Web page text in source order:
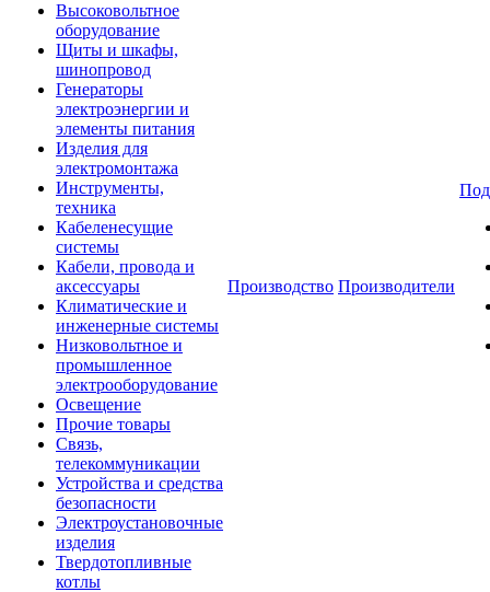
Высоковольтное
оборудование
Щиты и шкафы,
шинопровод
Генераторы
электроэнергии и
элементы питания
Изделия для
электромонтажа
Инструменты,
техника
Кабеленесущие
системы
Кабели, провода и
аксессуары
Климатические и
инженерные системы
Низковольтное и
промышленное
электрооборудование
Освещение
Прочие товары
Связь,
телекоммуникации
Устройства и средства
безопасности
Электроустановочные
изделия
Твердотопливные
котлы
Производство Производители